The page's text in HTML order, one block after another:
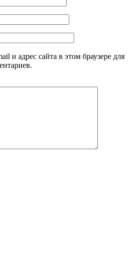
и адрес сайта в этом браузере для